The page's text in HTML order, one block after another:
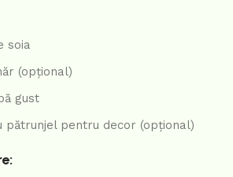
soia
(opțional)
gust
pătrunjel pentru decor (opțional)